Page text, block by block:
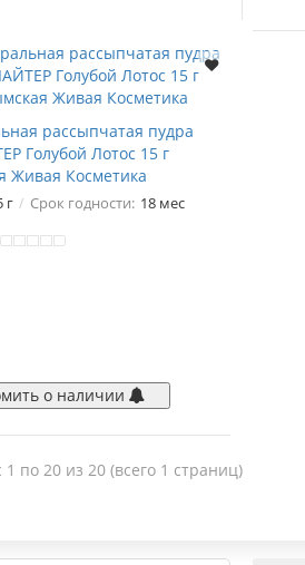
рассыпчатая пудра
Голубой Лотос 15 г
Живая Косметика
г Срок годности: 18 мес
о наличии
1 по 20 из 20 (всего 1 страниц)